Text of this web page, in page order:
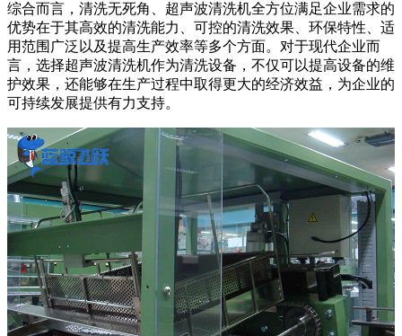
综合而言，清洗无死角、超声波清洗机全方位满足企业需求的
优势在于其高效的清洗能力、可控的清洗效果、环保特性、适
用范围广泛以及提高生产效率等多个方面。对于现代企业而
言，选择超声波清洗机作为清洗设备，不仅可以提高设备的维
护效果，还能够在生产过程中取得更大的经济效益，为企业的
可持续发展提供有力支持。